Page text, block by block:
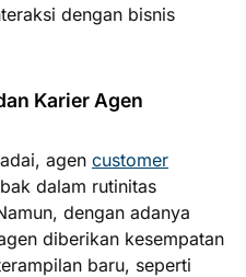
dengan bisnis
Karier Agen
agen customer
dalam rutinitas
dengan adanya
diberikan kesempatan
baru, seperti